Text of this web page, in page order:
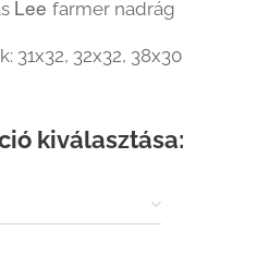
Lee farmer nadrág
31x32, 32x32, 38x30
kiválasztása: